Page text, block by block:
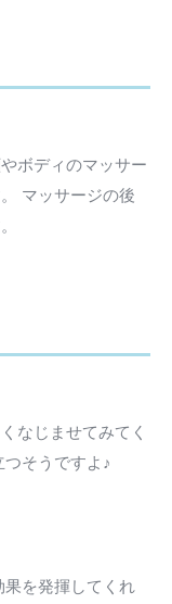
ボディのマッサー
マッサージの後
なじませてみてく
そうですよ♪
を発揮してくれ